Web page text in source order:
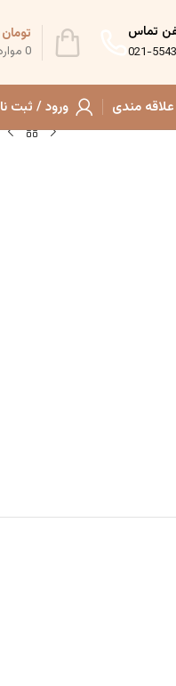
تماس
021-
0
تومان
علاقه مندی
ورود / ثبت